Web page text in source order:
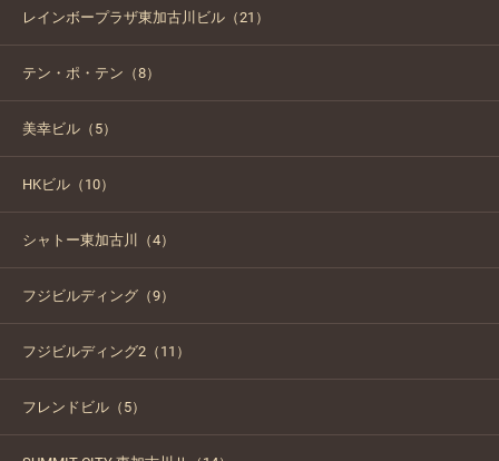
レインボープラザ東加古川ビル（21）
テン・ポ・テン（8）
美幸ビル（5）
HKビル（10）
シャトー東加古川（4）
フジビルディング（9）
フジビルディング2（11）
フレンドビル（5）